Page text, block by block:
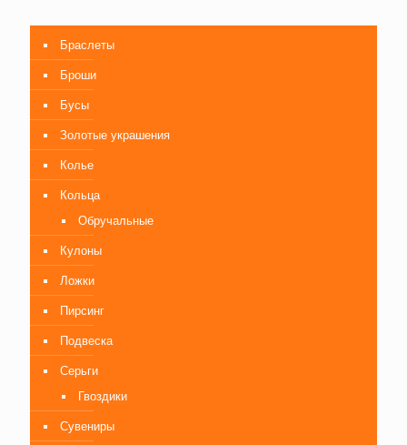
Браслеты
Броши
Бусы
Золотые украшения
Колье
Кольца
Обручальные
Кулоны
Ложки
Пирсинг
Подвеска
Серьги
Гвоздики
Сувениры